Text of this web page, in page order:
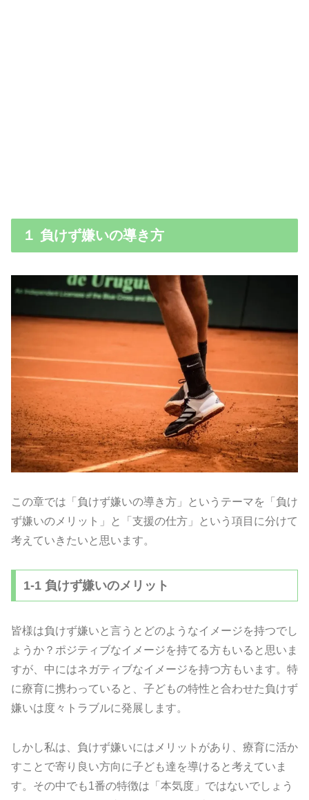
１ 負けず嫌いの導き方
この章では「負けず嫌いの導き方」というテーマを「負け
ず嫌いのメリット」と「支援の仕方」という項目に分けて
考えていきたいと思います。
1-1 負けず嫌いのメリット
皆様は負けず嫌いと言うとどのようなイメージを持つでし
ょうか？ポジティブなイメージを持てる方もいると思いま
すが、中にはネガティブなイメージを持つ方もいます。特
に療育に携わっていると、子どもの特性と合わせた負けず
嫌いは度々トラブルに発展します。
しかし私は、負けず嫌いにはメリットがあり、療育に活か
すことで寄り良い方向に子ども達を導けると考えていま
す。その中でも1番の特徴は「本気度」ではないでしょう